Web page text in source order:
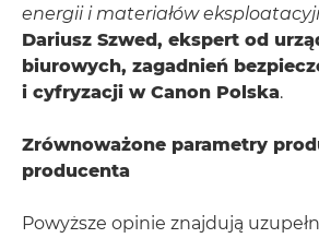
energii i materiałów
Dariusz Szwed, ekspert od
biurowych, zagadnień
i cyfryzacji w Canon Polska.
Zrównoważone parametry
producenta
Powyższe opinie znajdują